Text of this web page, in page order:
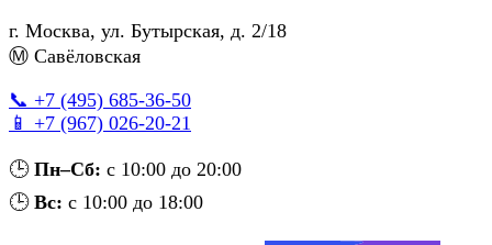
г. Москва, ул. Бутырская, д. 2/18
Ⓜ Савёловская
📞 +7 (495) 685‑36‑50
📱 +7 (967) 026‑20‑21
🕒 Пн–Сб: с 10:00 до 20:00
🕒 Вс: с 10:00 до 18:00